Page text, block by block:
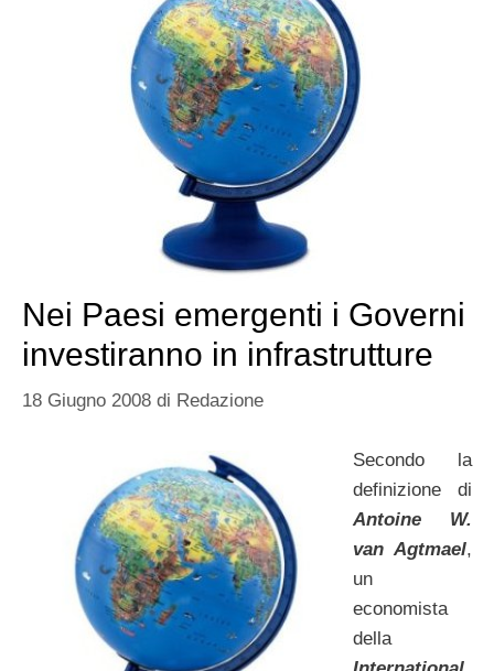
Nei Paesi emergenti i Governi
investiranno in infrastrutture
18 Giugno 2008 di Redazione
Secondo la
definizione di
Antoine W.
van Agtmael,
un
economista
della